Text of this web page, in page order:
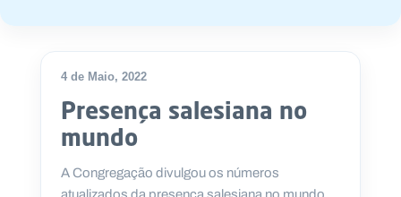
4 de Maio, 2022
Presença salesiana no
mundo
A Congregação divulgou os números
O
que
fazemos
Recursos